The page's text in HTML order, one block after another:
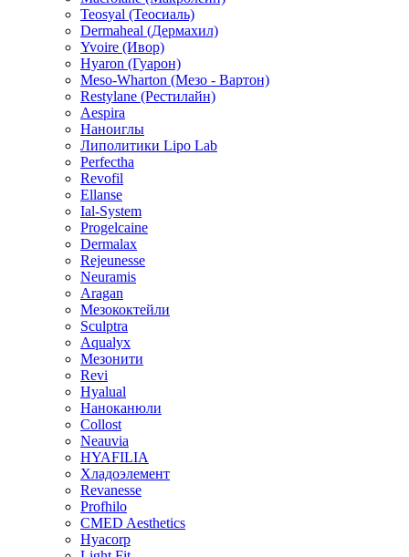
Teosyal (Теосиаль)
Dermaheal (Дермахил)
Yvoire (Ивор)
Hyaron (Гуарон)
Meso-Wharton (Мезо - Вартон)
Restylane (Рестилайн)
Aespira
Наноиглы
Липолитики Lipo Lab
Perfectha
Revofil
Ellanse
Ial-System
Progelcaine
Dermalax
Rejeunesse
Neuramis
Aragan
Мезококтейли
Sculptra
Aqualyx
Мезонити
Revi
Hyalual
Наноканюли
Collost
Neauvia
HYAFILIA
Хладоэлемент
Revanesse
Profhilo
CMED Aesthetics
Hyacorp